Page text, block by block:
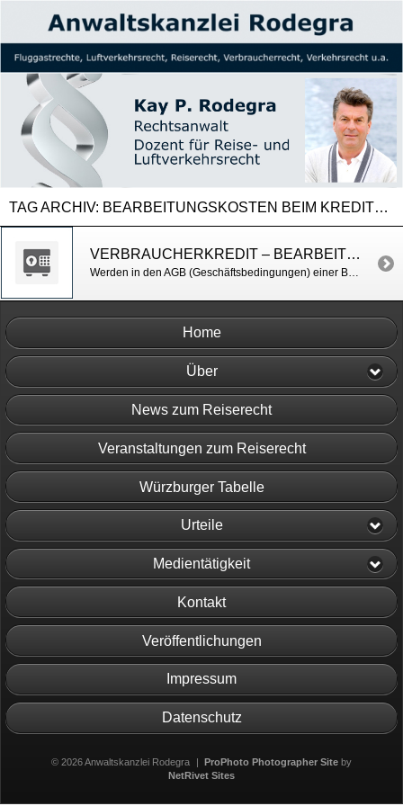
TAG ARCHIV: BEARBEITUNGSKOSTEN BEIM KREDITVERTRAG
VERBRAUCHERKREDIT – BEARBEITUNGSGEBÜHR UNZULÄSSIG
Werden in den AGB (Geschäftsbedingungen) einer Bank Bearbeitungsgebühren für einen Verbraucherkredit festgelegt, so ist die Klausel unzulässig. Die Klausel stellt eine unangemessene Benachteiligung dar. LG Stuttgart v. 20.9.2013, Az. 4 S 67/13
Home
Über
News zum Reiserecht
Veranstaltungen zum Reiserecht
Würzburger Tabelle
Urteile
Medientätigkeit
Kontakt
Veröffentlichungen
Impressum
Datenschutz
© 2026 Anwaltskanzlei Rodegra | ProPhoto Photographer Site by
NetRivet Sites